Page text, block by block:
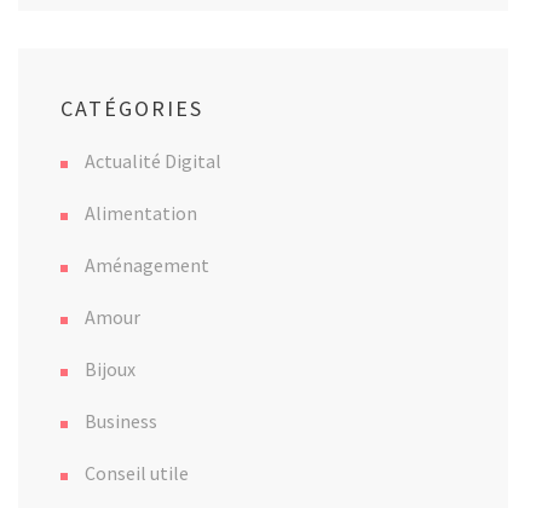
CATÉGORIES
Actualité Digital
Alimentation
Aménagement
Amour
Bijoux
Business
Conseil utile